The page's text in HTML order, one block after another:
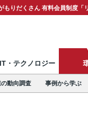
もりだくさん 有料会員制度「
IT・テクノロジー
動向調査 事例から学ぶ